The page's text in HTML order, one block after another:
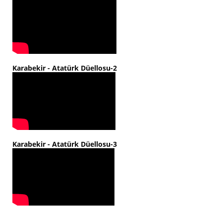
Karabekir - Atatürk Düellosu-2
Karabekir - Atatürk Düellosu-3